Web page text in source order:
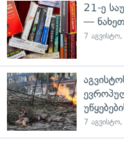
21-ე
—
7
7